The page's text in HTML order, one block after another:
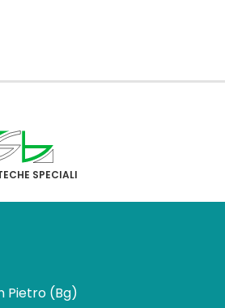
SPECIALI
Pietro (Bg)